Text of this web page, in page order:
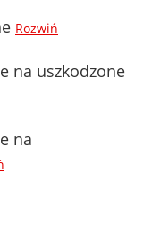
Rozwiń
na uszkodzone
na